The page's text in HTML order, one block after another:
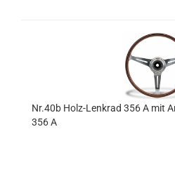
Nr.40b Holz-Lenkrad 356 A mit
356 A